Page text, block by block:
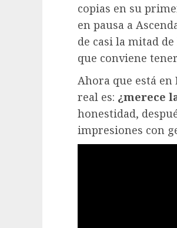
copias en su
en pausa a
de casi la mitad
que conviene
Ahora que está en
real es: ¿merece
honestidad,
impresiones con